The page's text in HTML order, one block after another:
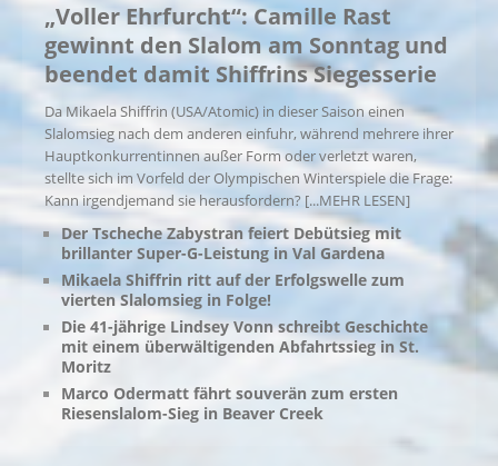
„Voller Ehrfurcht“: Camille Rast
gewinnt den Slalom am Sonntag und
beendet damit Shiffrins Siegesserie
Da Mikaela Shiffrin (USA/Atomic) in dieser Saison einen
Slalomsieg nach dem anderen einfuhr, während mehrere ihrer
Hauptkonkurrentinnen außer Form oder verletzt waren,
stellte sich im Vorfeld der Olympischen Winterspiele die Frage:
Kann irgendjemand sie herausfordern? [...MEHR LESEN]
Der Tscheche Zabystran feiert Debütsieg mit
brillanter Super-G-Leistung in Val Gardena
Mikaela Shiffrin ritt auf der Erfolgswelle zum
vierten Slalomsieg in Folge!
Die 41-jährige Lindsey Vonn schreibt Geschichte
mit einem überwältigenden Abfahrtssieg in St.
Moritz
Marco Odermatt fährt souverän zum ersten
Riesenslalom-Sieg in Beaver Creek